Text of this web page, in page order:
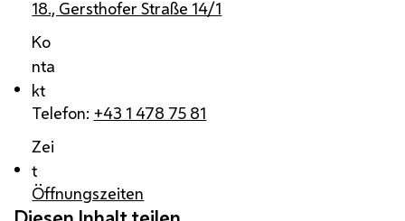
18., Gersthofer Straße 14/1
Ko
nta
kt
Telefon: +43 1 478 75 81
Zei
t
Öffnungszeiten